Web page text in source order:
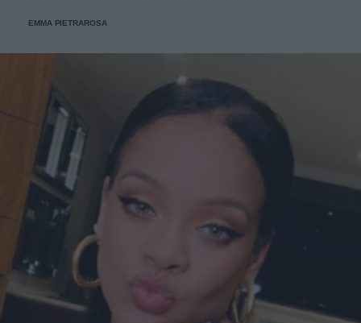
EMMA PIETRAROSA